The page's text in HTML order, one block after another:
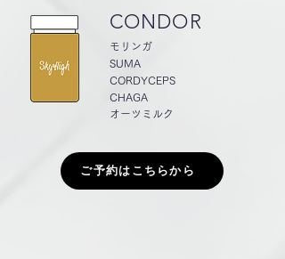
CONDOR
モリンガ
SUMA
CORDYCEPS
CHAGA
オーツミルク
ご予約はこちらから